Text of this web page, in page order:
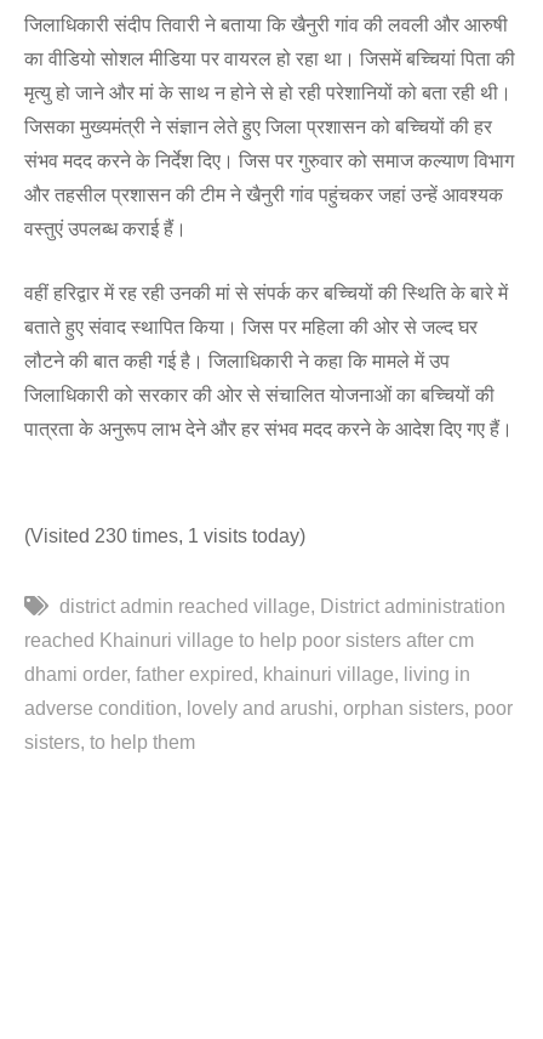
जिलाधिकारी संदीप तिवारी ने बताया कि खैनुरी गांव की लवली और आरुषी
का वीडियो सोशल मीडिया पर वायरल हो रहा था। जिसमें बच्चियां पिता की
मृत्यु हो जाने और मां के साथ न होने से हो रही परेशानियों को बता रही थी।
जिसका मुख्यमंत्री ने संज्ञान लेते हुए जिला प्रशासन को बच्चियों की हर
संभव मदद करने के निर्देश दिए। जिस पर गुरुवार को समाज कल्याण विभाग
और तहसील प्रशासन की टीम ने खैनुरी गांव पहुंचकर जहां उन्हें आवश्यक
वस्तुएं उपलब्ध कराई हैं।
वहीं हरिद्वार में रह रही उनकी मां से संपर्क कर बच्चियों की स्थिति के बारे में
बताते हुए संवाद स्थापित किया। जिस पर महिला की ओर से जल्द घर
लौटने की बात कही गई है। जिलाधिकारी ने कहा कि मामले में उप
जिलाधिकारी को सरकार की ओर से संचालित योजनाओं का बच्चियों की
पात्रता के अनुरूप लाभ देने और हर संभव मदद करने के आदेश दिए गए हैं।
(Visited 230 times, 1 visits today)
district admin reached village
District administration
reached Khainuri village to help poor sisters after cm
dhami order father expired khainuri village
living in
adverse condition
lovely and arushi orphan sisters poor
sisters to help them